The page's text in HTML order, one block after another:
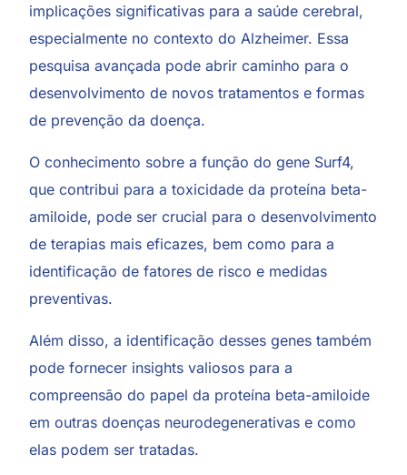
implicações significativas para a saúde cerebral,
especialmente no contexto do Alzheimer. Essa
pesquisa avançada pode abrir caminho para o
desenvolvimento de novos tratamentos e formas
de prevenção da doença.
O conhecimento sobre a função do gene Surf4,
que contribui para a toxicidade da proteína beta-
amiloide, pode ser crucial para o desenvolvimento
de terapias mais eficazes, bem como para a
identificação de fatores de risco e medidas
preventivas.
Além disso, a identificação desses genes também
pode fornecer insights valiosos para a
compreensão do papel da proteína beta-amiloide
em outras doenças neurodegenerativas e como
elas podem ser tratadas.